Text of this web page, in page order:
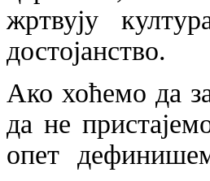
жртвују
достојанство.
Ако хоћемо да
да не
опет